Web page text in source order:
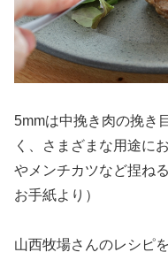
5mmは中挽き肉の挽き
く、さまざまな用途に
やメンチカツなど捏ね
お手紙より）
山西牧場さんのレシピ